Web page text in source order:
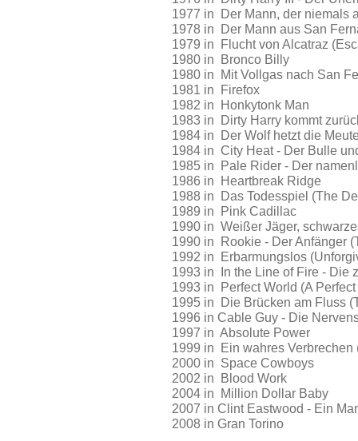
1977 in Der Mann, der niemals
1978 in Der Mann aus San
1979 in Flucht von Alcatraz
1980 in Bronco Billy
1980 in Mit Vollgas nach San
1981 in Firefox
1982 in Honkytonk Man
1983 in Dirty Harry kommt
1984 in Der Wolf hetzt die
1984 in City Heat - Der Bulle
1985 in Pale Rider - Der
1986 in Heartbreak Ridge
1988 in Das Todesspiel (The
1989 in Pink Cadillac
1990 in Weißer Jäger,
1990 in Rookie - Der Anfänger
1992 in Erbarmungslos
1993 in In the Line of Fire - Die
1993 in Perfect World (A
1995 in Die Brücken am Fluss
1996 in Cable Guy - Die
1997 in Absolute Power
1999 in Ein wahres Verbrechen
2000 in Space Cowboys
2002 in Blood Work
2004 in Million Dollar Baby
2007 in Clint Eastwood - Ein
2008 in Gran Torino